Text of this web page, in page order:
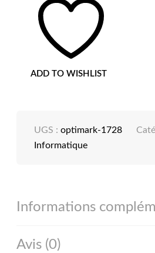
ADD TO WISHLIST
UGS :optimark-1728
Informatique
Informations
Avis (0)